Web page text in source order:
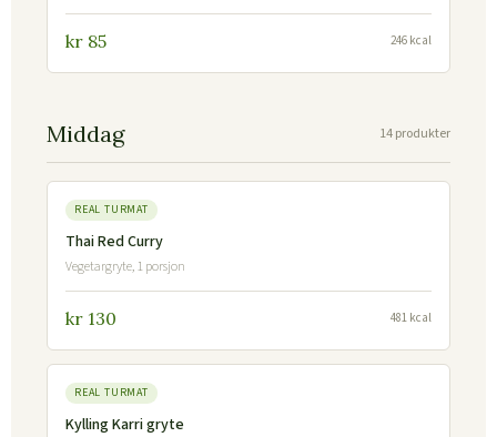
kr 85 246 kcal
Middag 14 produkter
REAL TURMAT
Thai Red Curry
Vegetargryte, 1 porsjon
kr 130 481 kcal
REAL TURMAT
Kylling Karri gryte